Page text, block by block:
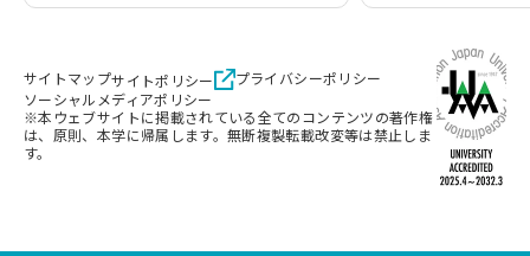
サイトマップサイトポリシー
プライバシーポリシー
ソーシャルメディアポリシー
※本ウェブサイトに掲載されている全てのコンテンツの著作権
は、原則、本学に帰属します。無断複製転載改変等は禁止しま
す。